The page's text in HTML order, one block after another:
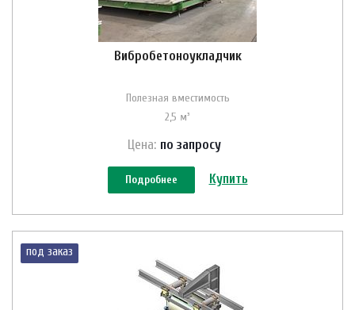
Вибробетоноукладчик
Полезная вместимость
2,5 м³
Цена: по запросу
Подробнее Купить
под заказ